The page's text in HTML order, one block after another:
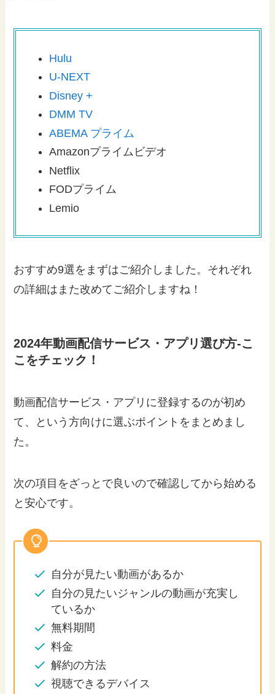
Hulu
U-NEXT
Disney +
DMM TV
ABEMA プライム
Amazonプライムビデオ
Netflix
FODプライム
Lemio
おすすめ9選をまずはご紹介しました。それぞれ
の詳細はまた改めてご紹介しますね！
2024年動画配信サービス・アプリ選び方-こ
こをチェック！
動画配信サービス・アプリに登録するのが初め
て、という方向けに選ぶポイントをまとめまし
た。
次の項目をざっとで良いので確認してから始める
と安心です。
自分が見たい動画があるか
自分の見たいジャンルの動画が充実し
ているか
無料期間
料金
解約の方法
視聴できるデバイス